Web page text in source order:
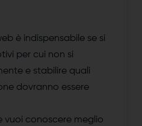
è indispensabile se si
per cui non si
e stabilire quali
dovranno essere
vuoi conoscere meglio